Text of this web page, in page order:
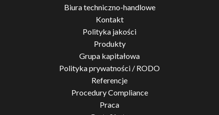
Biura techniczno-handlowe
Kontakt
Polityka jakości
Produkty
Grupa kapitałowa
Polityka prywatności / RODO
Referencje
Procedury Compliance
Praca